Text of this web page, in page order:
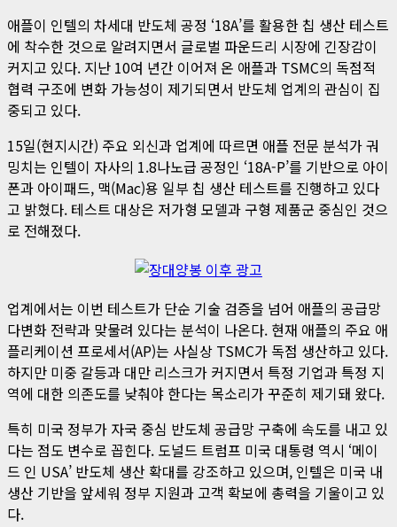
애플이 인텔의 차세대 반도체 공정 ‘18A’를 활용한 칩 생산 테스트
에 착수한 것으로 알려지면서 글로벌 파운드리 시장에 긴장감이
커지고 있다. 지난 10여 년간 이어져 온 애플과 TSMC의 독점적
협력 구조에 변화 가능성이 제기되면서 반도체 업계의 관심이 집
중되고 있다.
15일(현지시간) 주요 외신과 업계에 따르면 애플 전문 분석가 궈
밍치는 인텔이 자사의 1.8나노급 공정인 ‘18A-P’를 기반으로 아이
폰과 아이패드, 맥(Mac)용 일부 칩 생산 테스트를 진행하고 있다
고 밝혔다. 테스트 대상은 저가형 모델과 구형 제품군 중심인 것으
로 전해졌다.
업계에서는 이번 테스트가 단순 기술 검증을 넘어 애플의 공급망
다변화 전략과 맞물려 있다는 분석이 나온다. 현재 애플의 주요 애
플리케이션 프로세서(AP)는 사실상 TSMC가 독점 생산하고 있다.
하지만 미중 갈등과 대만 리스크가 커지면서 특정 기업과 특정 지
역에 대한 의존도를 낮춰야 한다는 목소리가 꾸준히 제기돼 왔다.
특히 미국 정부가 자국 중심 반도체 공급망 구축에 속도를 내고 있
다는 점도 변수로 꼽힌다. 도널드 트럼프 미국 대통령 역시 ‘메이
드 인 USA’ 반도체 생산 확대를 강조하고 있으며, 인텔은 미국 내
생산 기반을 앞세워 정부 지원과 고객 확보에 총력을 기울이고 있
다.